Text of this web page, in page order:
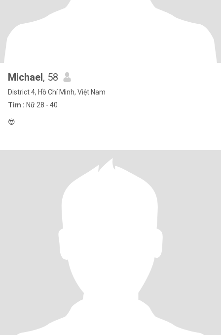
Michael, 58
District 4, Hồ Chí Minh, Việt Nam
Tìm : Nữ 28 - 40
😎